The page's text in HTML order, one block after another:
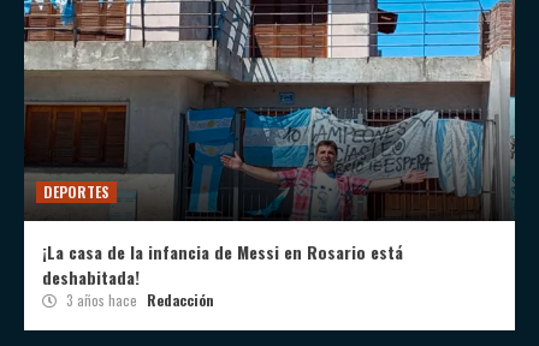
DEPORTES
¡La casa de la infancia de Messi en Rosario está
deshabitada!
3 años hace Redacción